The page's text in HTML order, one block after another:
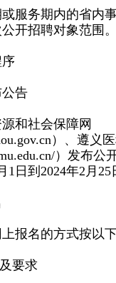
务期内的省内事
开招聘对象范围。
告
和社会保障网
）、遵义
）发布
1日到2024年2月25
名的方式按以
要求